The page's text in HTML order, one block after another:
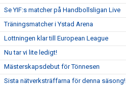
Se YIF:s matcher på Handbollsligan Live
Träningsmatcher i Ystad Arena
Lottningen klar till European League
Nu tar vi lite ledigt!
Mästerskapsdebut för Tönnesen
Sista nätverksträffarna för denna säsong!